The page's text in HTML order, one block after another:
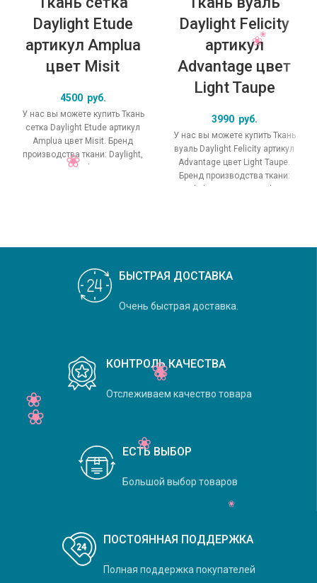
Daylight Etude
артикул Amplua
цвет Misit
4500 руб.
У нас вы можете купить Ткань
сетка Daylight Etude артикул
Amplua цвет Misit. Бренд
производства ткани: Daylight,
коллекция Etude, основной
Daylight Felicity
артикул
Advantage цвет
Light Taupe
3990 руб.
У нас вы можете купить Ткань
вуаль Daylight Felicity артикул
Advantage цвет Light Taupe.
Бренд производства ткани:
Daylight, коллекция Felicity,
БЫСТРАЯ ДОСТАВКА
Очень быстрая доставка.
КОНТРОЛЬ КАЧЕСТВА
Отслеживаем качество товара
ЕСТЬ ВЫБОР
Большой выбор товаров
ПОСТОЯННАЯ ПОДДЕРЖКА
Полная поддержка покупателей